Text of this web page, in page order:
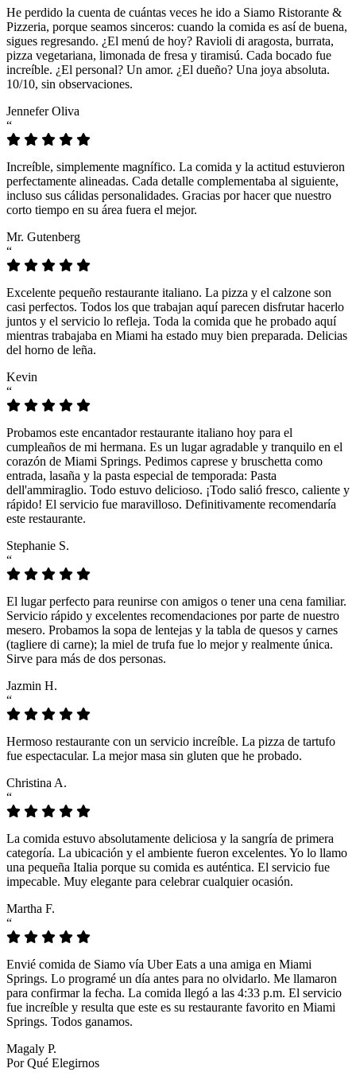
He perdido la cuenta de cuántas veces he ido a Siamo Ristorante &
Pizzeria, porque seamos sinceros: cuando la comida es así de buena,
sigues regresando. ¿El menú de hoy? Ravioli di aragosta, burrata,
pizza vegetariana, limonada de fresa y tiramisú. Cada bocado fue
increíble. ¿El personal? Un amor. ¿El dueño? Una joya absoluta.
10/10, sin observaciones.
Jennefer Oliva
“
Increíble, simplemente magnífico. La comida y la actitud estuvieron
perfectamente alineadas. Cada detalle complementaba al siguiente,
incluso sus cálidas personalidades. Gracias por hacer que nuestro
corto tiempo en su área fuera el mejor.
Mr. Gutenberg
“
Excelente pequeño restaurante italiano. La pizza y el calzone son
casi perfectos. Todos los que trabajan aquí parecen disfrutar hacerlo
juntos y el servicio lo refleja. Toda la comida que he probado aquí
mientras trabajaba en Miami ha estado muy bien preparada. Delicias
del horno de leña.
Kevin
“
Probamos este encantador restaurante italiano hoy para el
cumpleaños de mi hermana. Es un lugar agradable y tranquilo en el
corazón de Miami Springs. Pedimos caprese y bruschetta como
entrada, lasaña y la pasta especial de temporada: Pasta
dell'ammiraglio. Todo estuvo delicioso. ¡Todo salió fresco, caliente y
rápido! El servicio fue maravilloso. Definitivamente recomendaría
este restaurante.
Stephanie S.
“
El lugar perfecto para reunirse con amigos o tener una cena familiar.
Servicio rápido y excelentes recomendaciones por parte de nuestro
mesero. Probamos la sopa de lentejas y la tabla de quesos y carnes
(tagliere di carne); la miel de trufa fue lo mejor y realmente única.
Sirve para más de dos personas.
Jazmin H.
“
Hermoso restaurante con un servicio increíble. La pizza de tartufo
fue espectacular. La mejor masa sin gluten que he probado.
Christina A.
“
La comida estuvo absolutamente deliciosa y la sangría de primera
categoría. La ubicación y el ambiente fueron excelentes. Yo lo llamo
una pequeña Italia porque su comida es auténtica. El servicio fue
impecable. Muy elegante para celebrar cualquier ocasión.
Martha F.
“
Envié comida de Siamo vía Uber Eats a una amiga en Miami
Springs. Lo programé un día antes para no olvidarlo. Me llamaron
para confirmar la fecha. La comida llegó a las 4:33 p.m. El servicio
fue increíble y resulta que este es su restaurante favorito en Miami
Springs. Todos ganamos.
Magaly P.
Por Qué Elegirnos